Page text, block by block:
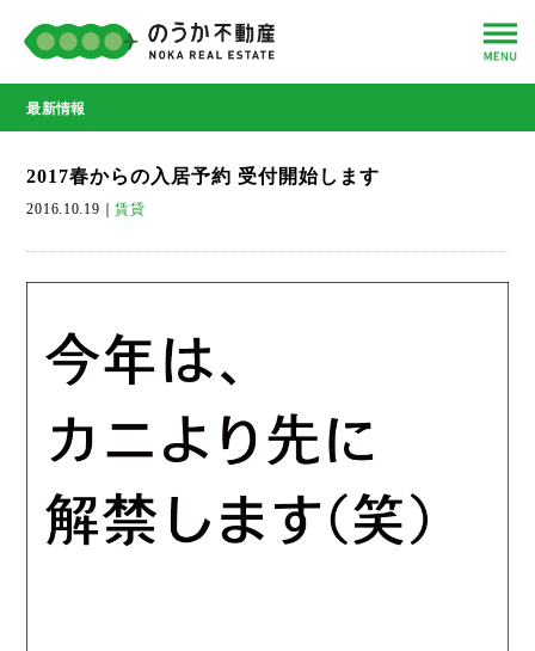
最新情報
2017春からの入居予約 受付開始します
2016.10.19 ｜賃貸